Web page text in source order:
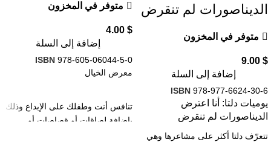
الديناصورات لم تنقرض
متوفر في المخزون
9.00 $
إضافة إلى السلة
ISBN 978-977-6624-30-6
يوميات دلتا: أنا اعترض
الديناصورات لم تنقرض
تتعرّف دلتا أكثر على مشاعرها وهي
متوفر في المخزون
4.00 $
إضافة إلى السلة
ISBN 978-605-06044-5-0
معرض الخيال
تنافس أنت وطفلك على الإبداع وذلك
بإضافة لصاقات أو قصاصات أو